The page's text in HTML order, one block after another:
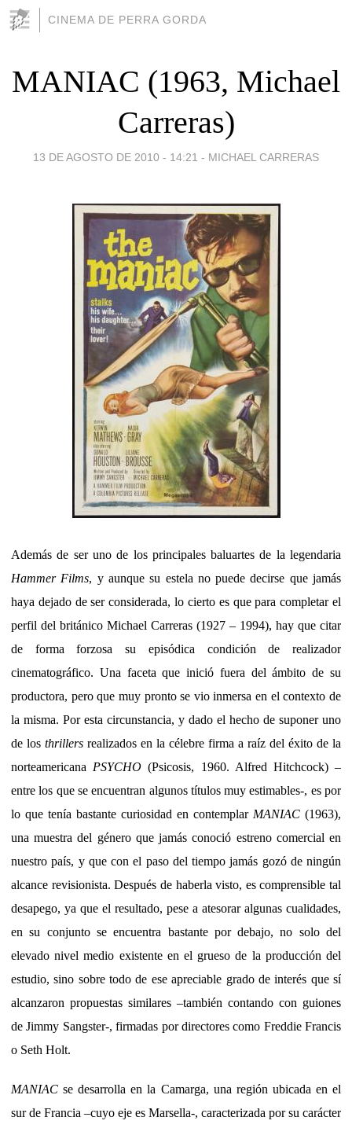
CINEMA DE PERRA GORDA
MANIAC (1963, Michael
Carreras)
13 DE AGOSTO DE 2010 - 14:21 - MICHAEL CARRERAS
Además de ser uno de los principales baluartes de la legendaria
Hammer Films, y aunque su estela no puede decirse que jamás
haya dejado de ser considerada, lo cierto es que para completar el
perfil del británico Michael Carreras (1927 – 1994), hay que citar
de forma forzosa su episódica condición de realizador
cinematográfico. Una faceta que inició fuera del ámbito de su
productora, pero que muy pronto se vio inmersa en el contexto de
la misma. Por esta circunstancia, y dado el hecho de suponer uno
de los thrillers realizados en la célebre firma a raíz del éxito de la
norteamericana PSYCHO(Psicosis, 1960. Alfred Hitchcock) –
entre los que se encuentran algunos títulos muy estimables-, es por
lo que tenía bastante curiosidad en contemplar MANIAC (1963),
una muestra del género que jamás conoció estreno comercial en
nuestro país, y que con el paso del tiempo jamás gozó de ningún
alcance revisionista. Después de haberla visto, es comprensible tal
desapego, ya que el resultado, pese a atesorar algunas cualidades,
en su conjunto se encuentra bastante por debajo, no solo del
elevado nivel medio existente en el grueso de la producción del
estudio, sino sobre todo de ese apreciable grado de interés que sí
alcanzaron propuestas similares –también contando con guiones
de Jimmy Sangster-, firmadas por directores como Freddie Francis
o Seth Holt.
MANIAC se desarrolla en la Camarga, una región ubicada en el
sur de Francia –cuyo eje es Marsella-, caracterizada por su carácter